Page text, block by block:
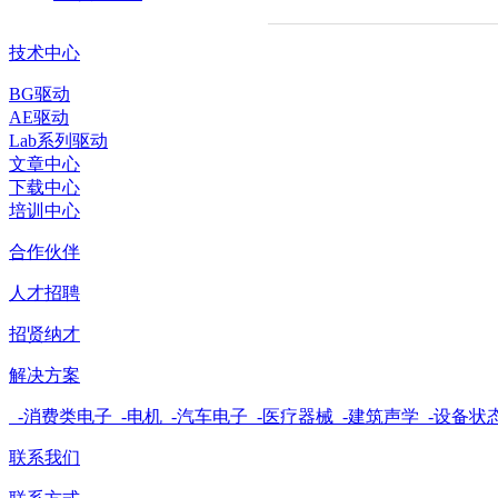
技术中心
BG驱动
AE驱动
Lab系列驱动
文章中心
下载中心
培训中心
合作伙伴
人才招聘
招贤纳才
解决方案
-消费类电子 -电机 -汽车电子 -医疗器械 -建筑声学 -设备状
联系我们